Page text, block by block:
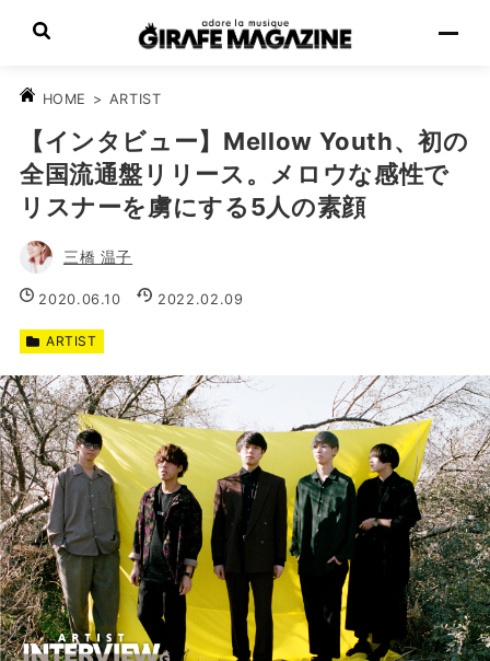
HOME > ARTIST
【インタビュー】Mellow Youth、初の
全国流通盤リリース。メロウな感性で
リスナーを虜にする5人の素顔
三橋 温子
2020.06.10 2022.02.09
ARTIST